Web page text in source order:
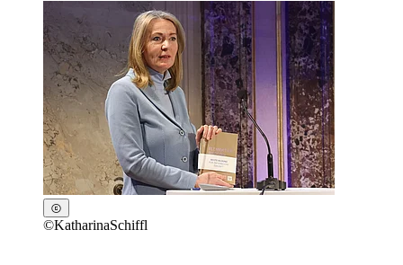
©KatharinaSchiffl